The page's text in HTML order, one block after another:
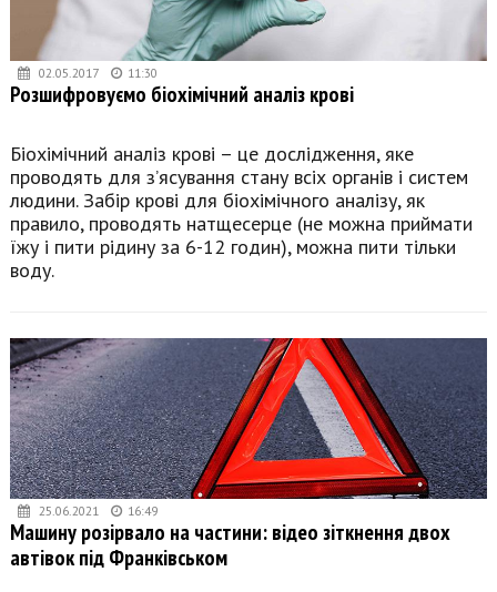
02.05.2017 11:30
Розшифровуємо біохімічний аналіз крові
Біохімічний аналіз крові – це дослідження, яке
проводять для з’ясування стану всіх органів і систем
людини. Забір крові для біохімічного аналізу, як
правило, проводять натщесерце (не можна приймати
їжу і пити рідину за 6-12 годин), можна пити тільки
воду.
25.06.2021 16:49
Машину розірвало на частини: відео зіткнення двох
автівок під Франківськом